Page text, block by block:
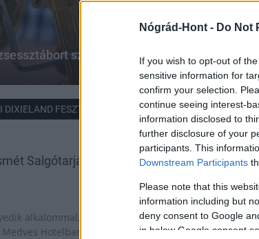
Nógrád-Hont - Do Not
If you wish to opt-out of
sensitive information for
confirm your selection.
continue seeing interest-
information disclosed to
further disclosure of your
participants. This
Downstream Participants
Please note that this
information including but
deny consent to Google
in below Google consent
szerveznek Salgótarjánban
DIXIELAND FESZTIVÁL
Salgótarjáni Ifjúsági Jazz
alkalommal, 2018. május 1-5. között,
Hotelban szervezi meg a
A
2016.05.02
Idén a